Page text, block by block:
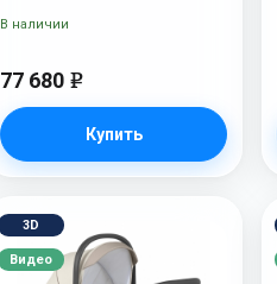
77 680 e
Купить
В наличии
3D
Видео